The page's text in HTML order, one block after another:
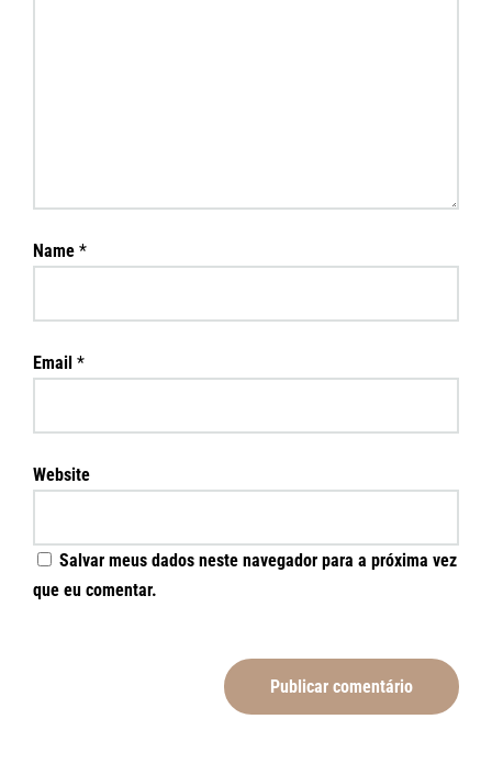
Name *
Email *
Website
Salvar meus dados neste navegador para a próxima vez
que eu comentar.